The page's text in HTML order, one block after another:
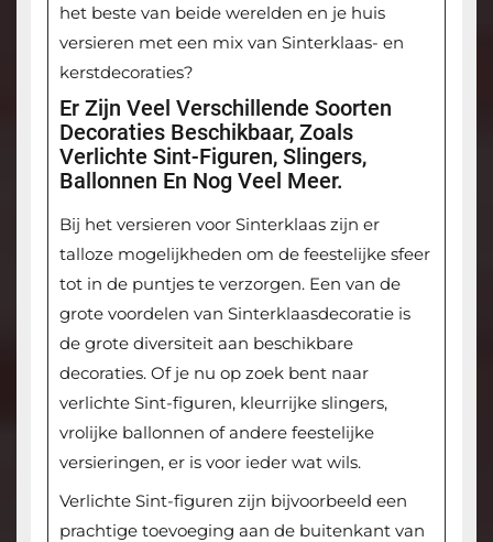
het beste van beide werelden en je huis
versieren met een mix van Sinterklaas- en
kerstdecoraties?
Er Zijn Veel Verschillende Soorten
Decoraties Beschikbaar, Zoals
Verlichte Sint-Figuren, Slingers,
Ballonnen En Nog Veel Meer.
Bij het versieren voor Sinterklaas zijn er
talloze mogelijkheden om de feestelijke sfeer
tot in de puntjes te verzorgen. Een van de
grote voordelen van Sinterklaasdecoratie is
de grote diversiteit aan beschikbare
decoraties. Of je nu op zoek bent naar
verlichte Sint-figuren, kleurrijke slingers,
vrolijke ballonnen of andere feestelijke
versieringen, er is voor ieder wat wils.
Verlichte Sint-figuren zijn bijvoorbeeld een
prachtige toevoeging aan de buitenkant van